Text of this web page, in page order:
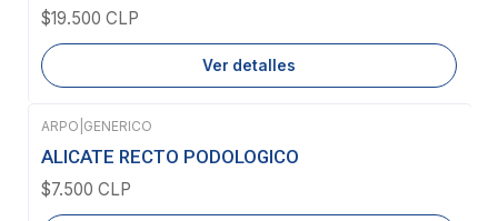
$19.500 CLP
Ver detalles
Agotado
ARPO GENERICO
ALICATE RECTO PODOLOGICO
$7.500 CLP